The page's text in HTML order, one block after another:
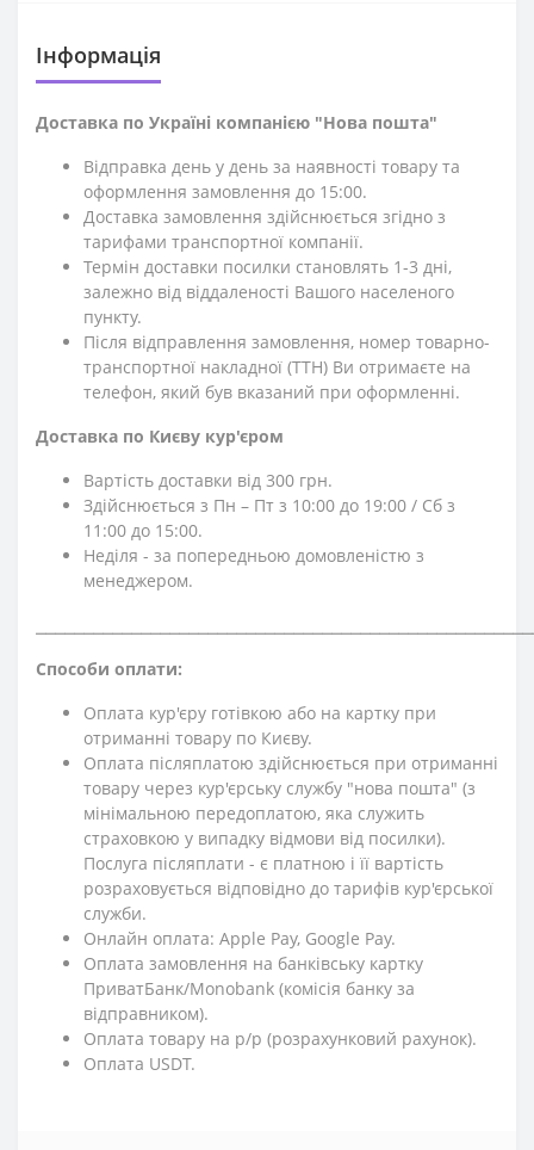
Iнформація
Доставка по Україні компанією "Нова пошта"
Відправка день у день за наявності товару та
оформлення замовлення до 15:00.
Доставка замовлення здійснюється згідно з
тарифами транспортної компанії.
Термін доставки посилки становлять 1-3 дні,
залежно від віддаленості Вашого населеного
пункту.
Після відправлення замовлення, номер товарно-
транспортної накладної (ТТН) Ви отримаєте на
телефон, який був вказаний при оформленні.
Доставка по Києву кур'єром
Вартість доставки від 300 грн.
Здійснюється з Пн – Пт з 10:00 до 19:00 / Сб з
11:00 до 15:00.
Неділя - за попередньою домовленістю з
менеджером.
Способи оплати:
Оплата кур'єру готівкою або на картку при
отриманні товару по Києву.
Оплата післяплатою здійснюється при отриманні
товару через кур'єрську службу "нова пошта" (з
мінімальною передоплатою, яка служить
страховкою у випадку відмови від посилки).
Послуга післяплати - є платною і її вартість
розраховується відповідно до тарифів кур'єрської
служби.
Онлайн оплата: Apple Pay, Google Pay.
Оплата замовлення на банківську картку
ПриватБанк/Monobank (комісія банку за
відправником).
Оплата товару на р/р (розрахунковий рахунок).
Оплата USDT.